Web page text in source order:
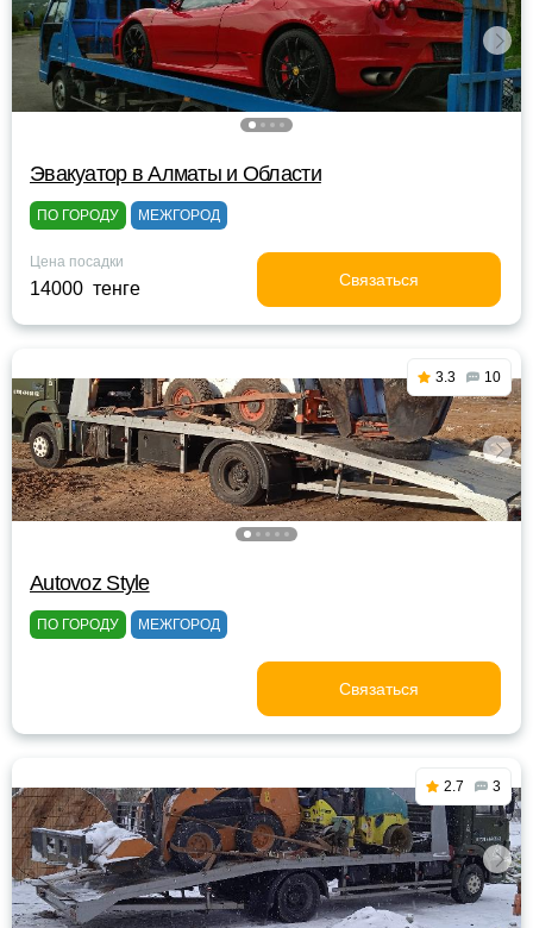
Эвакуатор в Алматы и Области
ПО ГОРОДУ МЕЖГОРОД
Цена посадки
14000 тенге Связаться
3.3 10
Autovoz Style
ПО ГОРОДУ МЕЖГОРОД
Связаться
2.7 3